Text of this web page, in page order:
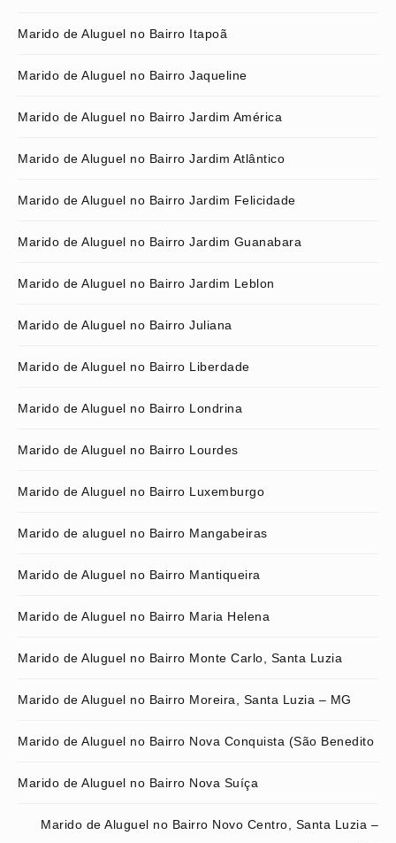
Marido de Aluguel no Bairro Itapoã
Marido de Aluguel no Bairro Jaqueline
Marido de Aluguel no Bairro Jardim América
Marido de Aluguel no Bairro Jardim Atlântico
Marido de Aluguel no Bairro Jardim Felicidade
Marido de Aluguel no Bairro Jardim Guanabara
Marido de Aluguel no Bairro Jardim Leblon
Marido de Aluguel no Bairro Juliana
Marido de Aluguel no Bairro Liberdade
Marido de Aluguel no Bairro Londrina
Marido de Aluguel no Bairro Lourdes
Marido de Aluguel no Bairro Luxemburgo
Marido de aluguel no Bairro Mangabeiras
Marido de Aluguel no Bairro Mantiqueira
Marido de Aluguel no Bairro Maria Helena
Marido de Aluguel no Bairro Monte Carlo, Santa Luzia
Marido de Aluguel no Bairro Moreira, Santa Luzia – MG
Marido de Aluguel no Bairro Nova Conquista (São Benedito
Marido de Aluguel no Bairro Nova Suíça
Marido de Aluguel no Bairro Novo Centro, Santa Luzia –